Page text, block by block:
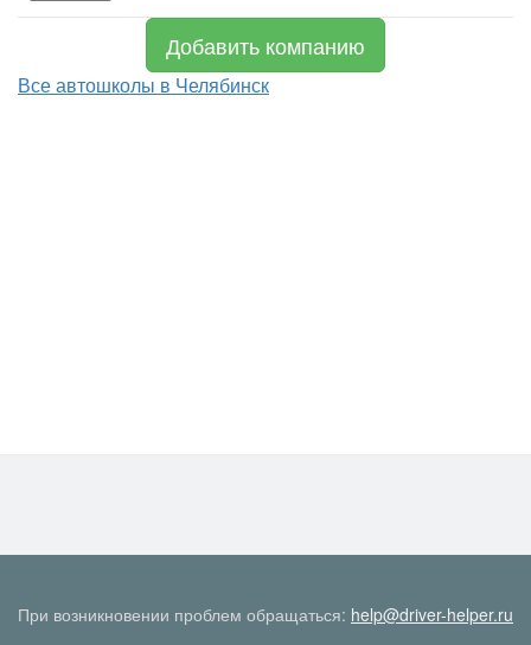
Добавить компанию
Все автошколы в Челябинск
При возникновении проблем обращаться: help@driver-helper.ru